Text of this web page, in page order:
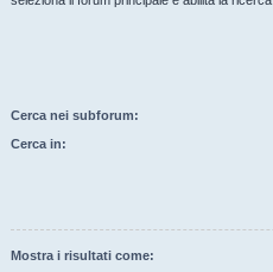
Cerca nei subforum:
Cerca in:
Mostra i risultati come: